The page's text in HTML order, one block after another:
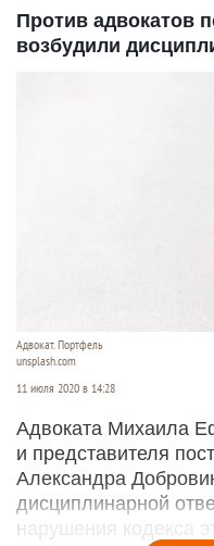
Против адвокатов
возбудили
Адвокат. Портфель
unsplash.com
11 июля 2020 в 14:28
Адвоката Михаила
и представителя
Александра
дисциплинарной
нарушения кодекса